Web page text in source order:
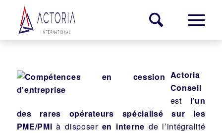
Actoria
Conseil
est l’un
des rares opérateurs spécialisé sur les
PME/PMI à disposer en interne de l’intégralité